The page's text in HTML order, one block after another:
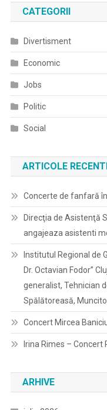
CATEGORII
Divertisment
Economic
Jobs
Politic
Social
ARTICOLE
Concerte de fanfară
Direcţia de Asistenţă
angajeaza asistenti
Institutul Regional de
Dr. Octavian Fodor”
generalist, Tehnician
Spălătoreasă,
Concert Mircea
Irina Rimes – Concert
ARHIVE